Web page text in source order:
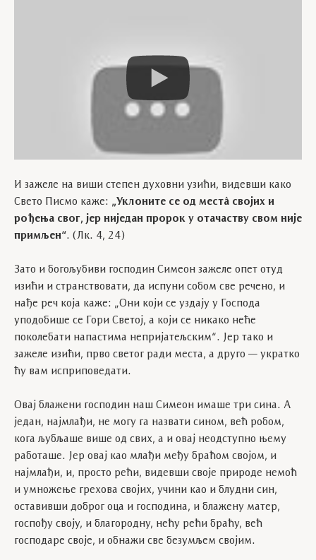
И зажеле на виши степен духовни узићи, видевши како
Свето Писмо каже: „Уклоните се од местâ својих и
рођења свог, јер ниједан пророк у отачаству свом није
примљен“. (Лк. 4, 24)
Зато и богољубиви господин Симеон зажеле опет отуд
изићи и странствовати, да испуни собом све речено, и
нађе реч која каже: „Они који се уздају у Господа
уподобише се Гори Светој, а који се никако неће
поколебати напастима непријатељским“. Јер тако и
зажеле изићи, прво светог ради места, а друго — укратко
ћу вам исприповедати.
Овај блажени господин наш Симеон имаше три сина. А
један, најмлађи, не могу га назвати сином, већ робом,
кога љубљаше више од свих, а и овај неодступно њему
работаше. Јер овај као млађи међу браћом својом, и
најмлађи, и, просто рећи, видевши своје природе немоћ
и умножење грехова својих, учини као и блудни син,
оставивши доброг оца и господина, и блажену матер,
госпођу своју, и благородну, нећу рећи браћу, већ
господаре своје, и обнажи све безумљем својим.